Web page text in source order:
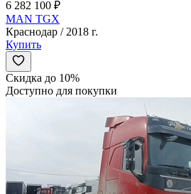
6 282 100 ₽
MAN TGX
Краснодар / 2018 г.
Купить
Скидка до 10%
Доступно для покупки